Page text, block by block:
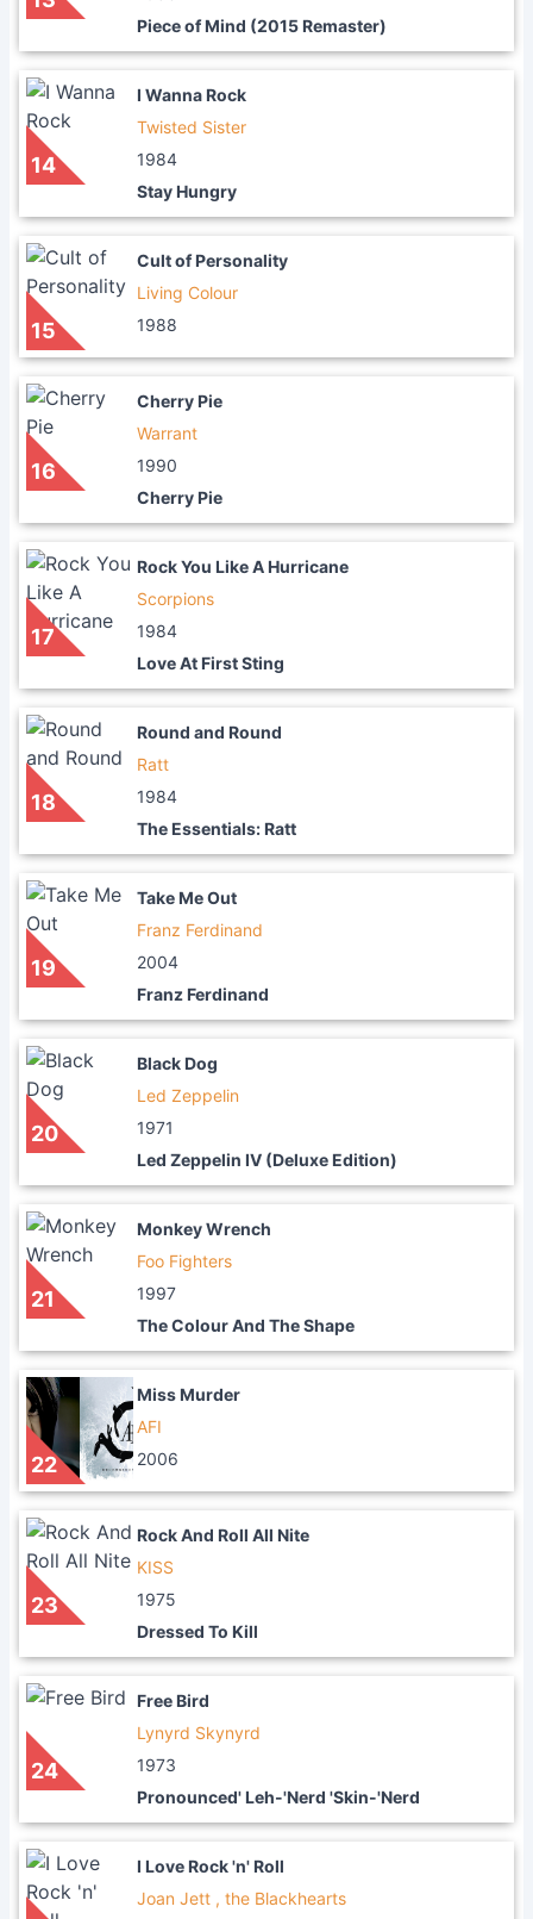
Piece of Mind (2015 Remaster)
14
I Wanna Rock
Twisted Sister
1984
Stay Hungry
15
Cult of Personality
Living Colour
1988
16
Cherry Pie
Warrant
1990
Cherry Pie
17
Rock You Like A Hurricane
Scorpions
1984
Love At First Sting
18
Round and Round
Ratt
1984
The Essentials: Ratt
19
Take Me Out
Franz Ferdinand
2004
Franz Ferdinand
20
Black Dog
Led Zeppelin
1971
Led Zeppelin IV (Deluxe Edition)
21
Monkey Wrench
Foo Fighters
1997
The Colour And The Shape
22
Miss Murder
AFI
2006
23
Rock And Roll All Nite
KISS
1975
Dressed To Kill
24
Free Bird
Lynyrd Skynyrd
1973
Pronounced' Leh-'Nerd 'Skin-'Nerd
I Love Rock 'n' Roll
Joan Jett , the Blackhearts